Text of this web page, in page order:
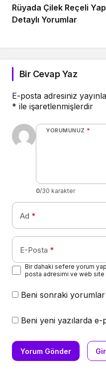
Rüyada Çilek Reçeli
Detaylı Yorumlar
Bir Cevap Yaz
E-posta adresiniz
* ile işaretlenmişlerdir
YORUMUNUZ *
0/30 karakter
Ad *
E-Posta *
Bir dahaki sefere yorum
posta adresimi ve web site
Beni sonraki
Beni yeni yazılarda e-
Yorum Gönder